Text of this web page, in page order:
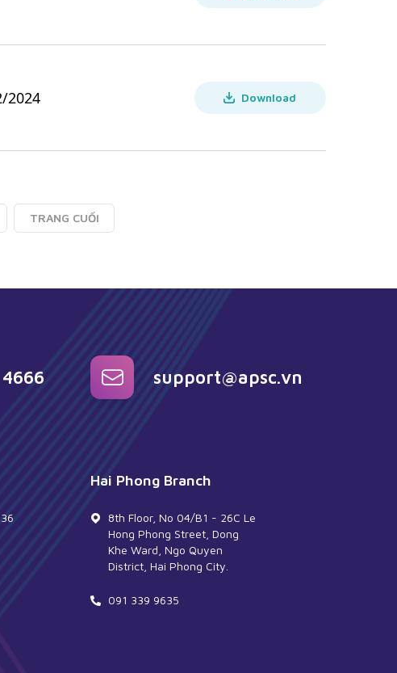
2024 Download
TRANG CUỐI
support@apsc.vn
Hai Phong Branch
8th Floor, No 04/B1 - 26C Le
Hong Phong Street, Dong
Khe Ward, Ngo Quyen
District, Hai Phong City.
091 339 9635